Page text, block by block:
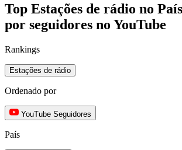
Top Estações de rádio no
por seguidores no YouTube
Rankings
Estações de rádio
Ordenado por
YouTube Seguidores
País